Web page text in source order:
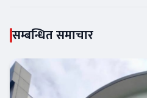
सम्बन्धित समाचार